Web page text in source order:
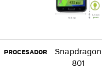
PROCESADOR
Snapdragon
801